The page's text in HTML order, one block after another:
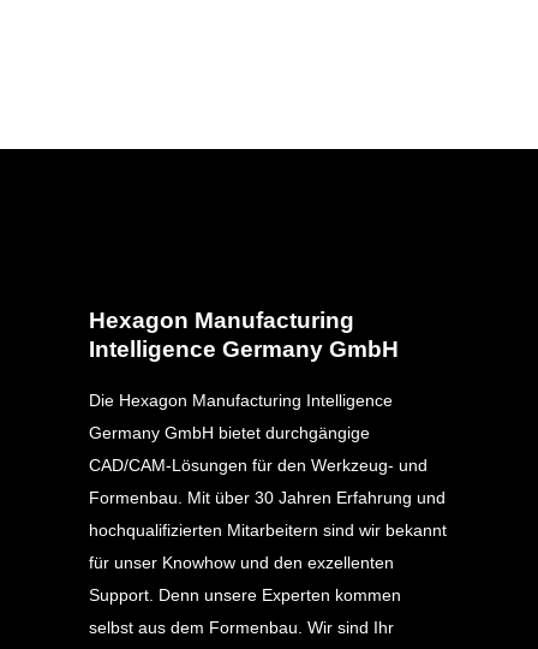
Hexagon Manufacturing
Intelligence Germany GmbH
Die Hexagon Manufacturing Intelligence
Germany GmbH bietet durchgängige
CAD/CAM-Lösungen für den Werkzeug- und
Formenbau. Mit über 30 Jahren Erfahrung und
hochqualifizierten Mitarbeitern sind wir bekannt
für unser Knowhow und den exzellenten
Support. Denn unsere Experten kommen
selbst aus dem Formenbau. Wir sind Ihr